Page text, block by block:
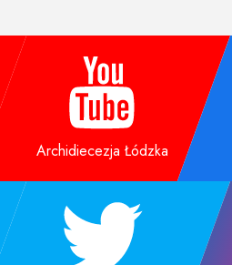
Archidiecezja Łódzka